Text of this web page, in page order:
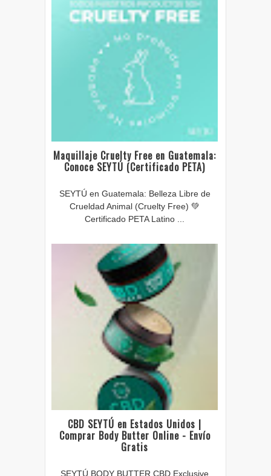
Maquillaje Cruelty Free en Guatemala:
Conoce SEYTÚ (Certificado PETA)
SEYTÚ en Guatemala: Belleza Libre de
Crueldad Animal (Cruelty Free) 💚
Certificado PETA Latino ...
CBD SEYTÚ en Estados Unidos |
Comprar Body Butter Online - Envío
Gratis
SEYTÚ BODY BUTTER CBD Exclusive